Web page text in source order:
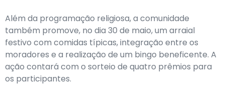
Além da programação religiosa, a comunidade
também promove, no dia 30 de maio, um arraial
festivo com comidas típicas, integração entre os
moradores e a realização de um bingo beneficente. A
ação contará com o sorteio de quatro prêmios para
os participantes.